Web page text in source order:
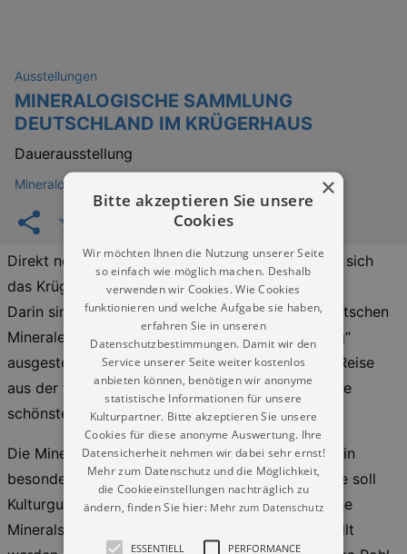
Ausstellungen
MINERALOGISCHE SAMMLUNG
DEUTSCHLAND IM KRÜGERHAUS
Dauerausstellung
Mineralogische Sammlung Deutschland im Krügerhaus
Direkt neben dem Schloss Freudenstein befindet sich
das Krügerhaus.
Darin sind, einem Schätzkästchen gleich, die deutschen
Minerale aus der „Pohl-Ströher Mineralienstiftung“
ausgestellt. Sie können hier Ihre mineralogische Reise
aus der terra mineralia fortsetzen und sich auf die
schönsten Minerale aus Deutschland freuen.
Die Mineralogische Sammlung Deutschland hat ein
besonderes Ziel und eine besondere Aufgabe: Sie soll
Kulturgut erhalten, indem herausragende deutsche
Mineralstufen gesammelt, bewahrt und ausgestellt
×
Bitte akzeptieren Sie unsere
Cookies
Wir möchten Ihnen die Nutzung unserer Seite
so einfach wie möglich machen. Deshalb
verwenden wir Cookies. Wie Cookies
funktionieren und welche Aufgabe sie haben,
erfahren Sie in unseren
Datenschutzbestimmungen. Damit wir den
Service unserer Seite weiter kostenlos
anbieten können, benötigen wir anonyme
statistische Informationen für unsere
Kulturpartner. Bitte akzeptieren Sie unsere
Cookies für diese anonyme Auswertung. Ihre
Datensicherheit nehmen wir dabei sehr ernst!
Mehr zum Datenschutz und die Möglichkeit,
die Cookieeinstellungen nachträglich zu
ändern, finden Sie hier: Mehr zum Datenschutz
ESSENTIELL PERFORMANCE